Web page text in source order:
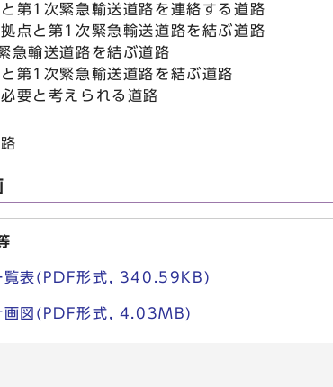
第1次緊急輸送道路を連絡する道路
点と第1次緊急輸送道路を結ぶ道路
急輸送道路を結ぶ道路
第1次緊急輸送道路を結ぶ道路
要と考えられる道路
覧表(PDF形式, 340.59KB)
画図(PDF形式, 4.03MB)